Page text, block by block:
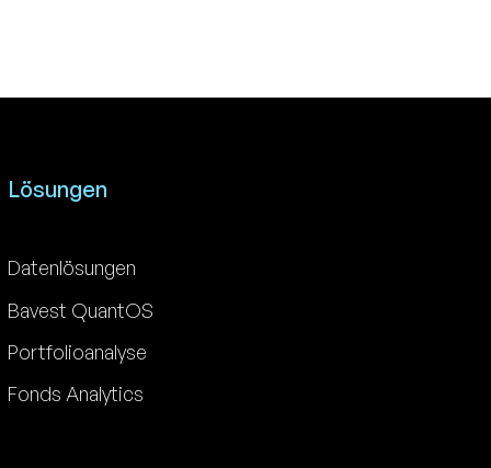
Lösungen
Datenlösungen
Bavest QuantOS
Portfolioanalyse
Fonds Analytics